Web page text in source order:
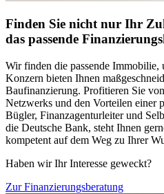
Finden Sie nicht nur Ihr
das passende
Wir finden die passende Immobilie,
Konzern bieten Ihnen
Baufinanzierung. Profitieren Sie
Netzwerks und den Vorteilen einer
Bügler, Finanzagenturleiter und
die Deutsche Bank, steht Ihnen
kompetent auf dem Weg zu Ihrer
Haben wir Ihr Interesse geweckt?
Zur Finanzierungsberatung